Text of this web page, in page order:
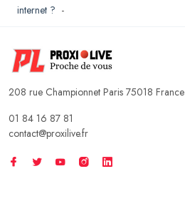
internet ? -
208 rue Championnet Paris 75018 France
01 84 16 87 81
contact@proxilive.fr